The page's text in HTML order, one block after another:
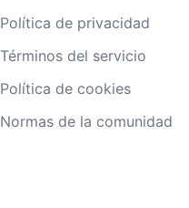
Política de privacidad
Términos del servicio
Política de cookies
Normas de la comunidad